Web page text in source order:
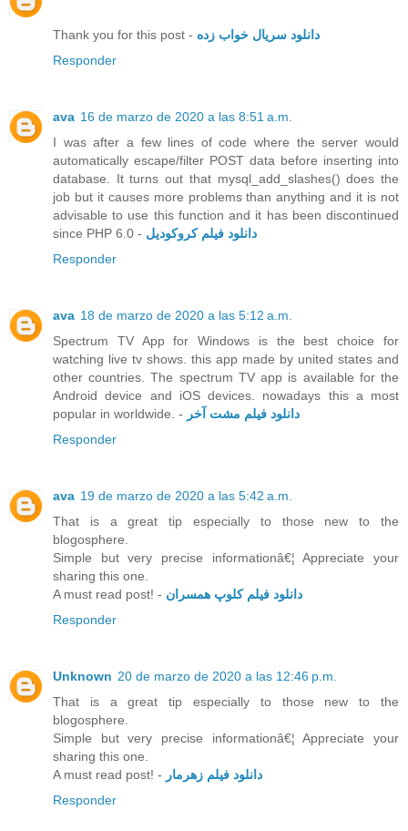
Thank you for this post - دانلود سریال خواب زده
Responder
ava 16 de marzo de 2020 a las 8:51 a.m.
I was after a few lines of code where the server would
automatically escape/filter POST data before inserting into
database. It turns out that mysql_add_slashes() does the
job but it causes more problems than anything and it is not
advisable to use this function and it has been discontinued
since PHP 6.0 - دانلود فیلم کروکودیل
Responder
ava 18 de marzo de 2020 a las 5:12 a.m.
Spectrum TV App for Windows is the best choice for
watching live tv shows. this app made by united states and
other countries. The spectrum TV app is available for the
Android device and iOS devices. nowadays this a most
popular in worldwide. - دانلود فیلم مشت آخر
Responder
ava 19 de marzo de 2020 a las 5:42 a.m.
That is a great tip especially to those new to the
blogosphere.
Simple but very precise informationâ€¦ Appreciate your
sharing this one.
A must read post! - دانلود فیلم کلوپ همسران
Responder
Unknown 20 de marzo de 2020 a las 12:46 p.m.
That is a great tip especially to those new to the
blogosphere.
Simple but very precise informationâ€¦ Appreciate your
sharing this one.
A must read post! - دانلود فیلم زهرمار
Responder